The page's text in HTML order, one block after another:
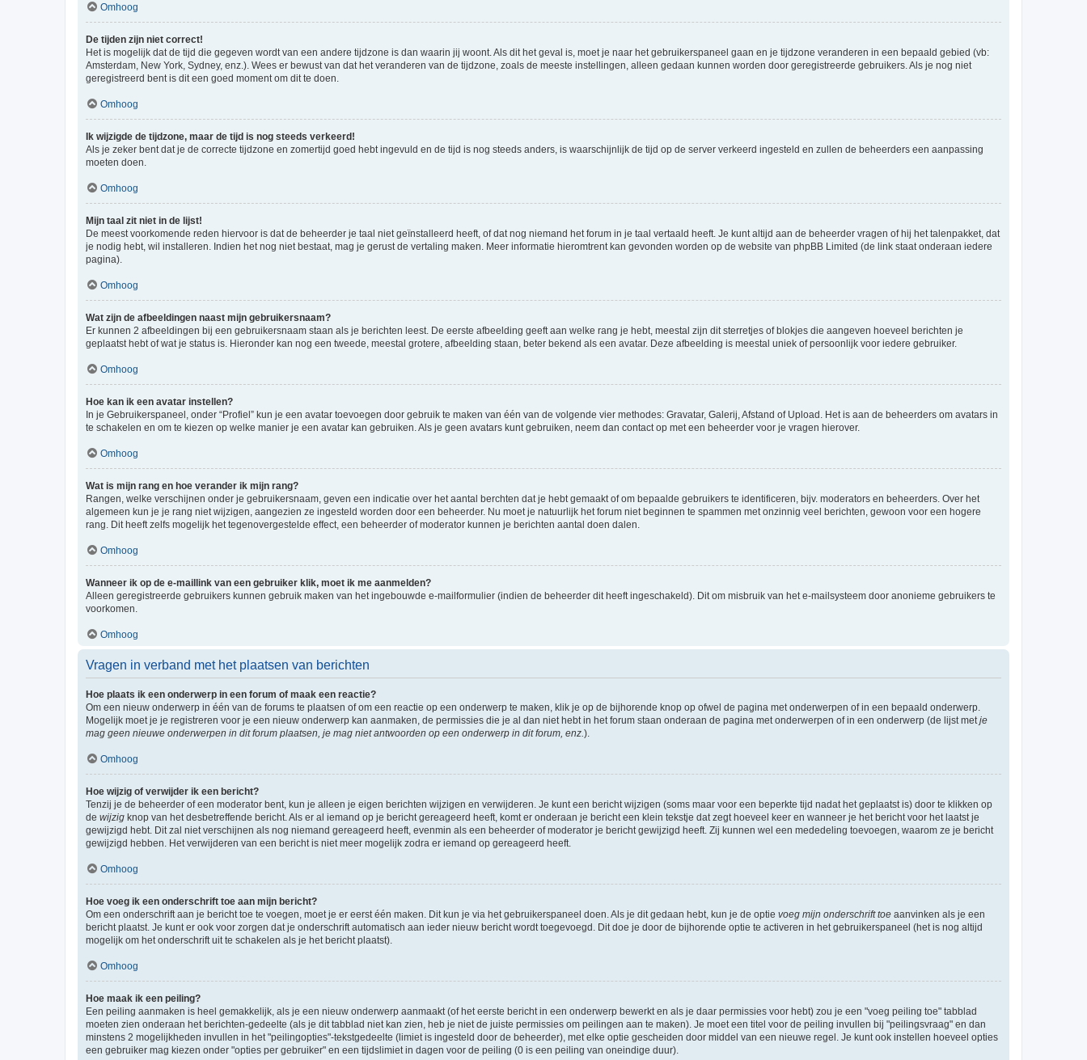
Omhoog
De tijden zijn niet correct!
Het is mogelijk dat de tijd die gegeven wordt van een andere tijdzone is dan waarin jij woont. Als dit het geval is, moet je naar het gebruikerspaneel gaan en je tijdzone veranderen in een bepaald gebied (vb:
Amsterdam, New York, Sydney, enz.). Wees er bewust van dat het veranderen van de tijdzone, zoals de meeste instellingen, alleen gedaan kunnen worden door geregistreerde gebruikers. Als je nog niet
geregistreerd bent is dit een goed moment om dit te doen.
Omhoog
Ik wijzigde de tijdzone, maar de tijd is nog steeds verkeerd!
Als je zeker bent dat je de correcte tijdzone en zomertijd goed hebt ingevuld en de tijd is nog steeds anders, is waarschijnlijk de tijd op de server verkeerd ingesteld en zullen de beheerders een aanpassing
moeten doen.
Omhoog
Mijn taal zit niet in de lijst!
De meest voorkomende reden hiervoor is dat de beheerder je taal niet geïnstalleerd heeft, of dat nog niemand het forum in je taal vertaald heeft. Je kunt altijd aan de beheerder vragen of hij het talenpakket, dat
je nodig hebt, wil installeren. Indien het nog niet bestaat, mag je gerust de vertaling maken. Meer informatie hieromtrent kan gevonden worden op de website van phpBB Limited (de link staat onderaan iedere
pagina).
Omhoog
Wat zijn de afbeeldingen naast mijn gebruikersnaam?
Er kunnen 2 afbeeldingen bij een gebruikersnaam staan als je berichten leest. De eerste afbeelding geeft aan welke rang je hebt, meestal zijn dit sterretjes of blokjes die aangeven hoeveel berichten je
geplaatst hebt of wat je status is. Hieronder kan nog een tweede, meestal grotere, afbeelding staan, beter bekend als een avatar. Deze afbeelding is meestal uniek of persoonlijk voor iedere gebruiker.
Omhoog
Hoe kan ik een avatar instellen?
In je Gebruikerspaneel, onder “Profiel” kun je een avatar toevoegen door gebruik te maken van één van de volgende vier methodes: Gravatar, Galerij, Afstand of Upload. Het is aan de beheerders om avatars in
te schakelen en om te kiezen op welke manier je een avatar kan gebruiken. Als je geen avatars kunt gebruiken, neem dan contact op met een beheerder voor je vragen hierover.
Omhoog
Wat is mijn rang en hoe verander ik mijn rang?
Rangen, welke verschijnen onder je gebruikersnaam, geven een indicatie over het aantal berchten dat je hebt gemaakt of om bepaalde gebruikers te identificeren, bijv. moderators en beheerders. Over het
algemeen kun je je rang niet wijzigen, aangezien ze ingesteld worden door een beheerder. Nu moet je natuurlijk het forum niet beginnen te spammen met onzinnig veel berichten, gewoon voor een hogere
rang. Dit heeft zelfs mogelijk het tegenovergestelde effect, een beheerder of moderator kunnen je berichten aantal doen dalen.
Omhoog
Wanneer ik op de e-maillink van een gebruiker klik, moet ik me aanmelden?
Alleen geregistreerde gebruikers kunnen gebruik maken van het ingebouwde e-mailformulier (indien de beheerder dit heeft ingeschakeld). Dit om misbruik van het e-mailsysteem door anonieme gebruikers te
voorkomen.
Omhoog
Vragen in verband met het plaatsen van berichten
Hoe plaats ik een onderwerp in een forum of maak een reactie?
Om een nieuw onderwerp in één van de forums te plaatsen of om een reactie op een onderwerp te maken, klik je op de bijhorende knop op ofwel de pagina met onderwerpen of in een bepaald onderwerp.
Mogelijk moet je je registreren voor je een nieuw onderwerp kan aanmaken, de permissies die je al dan niet hebt in het forum staan onderaan de pagina met onderwerpen of in een onderwerp (de lijst met je
mag geen nieuwe onderwerpen in dit forum plaatsen, je mag niet antwoorden op een onderwerp in dit forum, enz. ).
Omhoog
Hoe wijzig of verwijder ik een bericht?
Tenzij je de beheerder of een moderator bent, kun je alleen je eigen berichten wijzigen en verwijderen. Je kunt een bericht wijzigen (soms maar voor een beperkte tijd nadat het geplaatst is) door te klikken op
de wijzig knop van het desbetreffende bericht. Als er al iemand op je bericht gereageerd heeft, komt er onderaan je bericht een klein tekstje dat zegt hoeveel keer en wanneer je het bericht voor het laatst je
gewijzigd hebt. Dit zal niet verschijnen als nog niemand gereageerd heeft, evenmin als een beheerder of moderator je bericht gewijzigd heeft. Zij kunnen wel een mededeling toevoegen, waarom ze je bericht
gewijzigd hebben. Het verwijderen van een bericht is niet meer mogelijk zodra er iemand op gereageerd heeft.
Omhoog
Hoe voeg ik een onderschrift toe aan mijn bericht?
Om een onderschrift aan je bericht toe te voegen, moet je er eerst één maken. Dit kun je via het gebruikerspaneel doen. Als je dit gedaan hebt, kun je de optie voeg mijn onderschrift toe aanvinken als je een
bericht plaatst. Je kunt er ook voor zorgen dat je onderschrift automatisch aan ieder nieuw bericht wordt toegevoegd. Dit doe je door de bijhorende optie te activeren in het gebruikerspaneel (het is nog altijd
mogelijk om het onderschrift uit te schakelen als je het bericht plaatst).
Omhoog
Hoe maak ik een peiling?
Een peiling aanmaken is heel gemakkelijk, als je een nieuw onderwerp aanmaakt (of het eerste bericht in een onderwerp bewerkt en als je daar permissies voor hebt) zou je een "voeg peiling toe" tabblad
moeten zien onderaan het berichten-gedeelte (als je dit tabblad niet kan zien, heb je niet de juiste permissies om peilingen aan te maken). Je moet een titel voor de peiling invullen bij "peilingsvraag" en dan
minstens 2 mogelijkheden invullen in het "peilingopties"-tekstgedeelte (limiet is ingesteld door de beheerder), met elke optie gescheiden door middel van een nieuwe regel. Je kunt ook instellen hoeveel opties
een gebruiker mag kiezen onder "opties per gebruiker" en een tijdslimiet in dagen voor de peiling (0 is een peiling van oneindige duur).